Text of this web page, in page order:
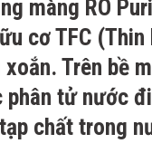
màng RO
cơ TFC
Trên bề
tử nước
chất trong